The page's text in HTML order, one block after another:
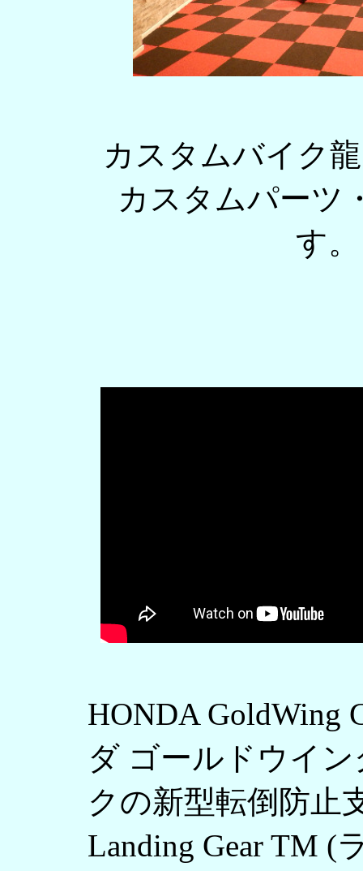
カスタムバイク
カスタムパーツ
す。
HONDA GoldWing
ダ ゴールドウイ
クの新型転倒防止
Landing Gear TM (